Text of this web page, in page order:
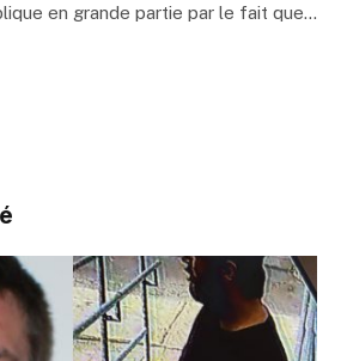
en grande partie par le fait que…